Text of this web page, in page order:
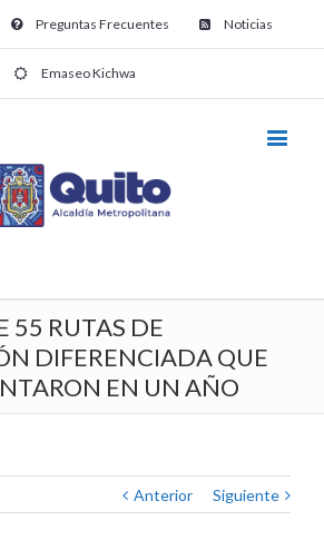
Preguntas Frecuentes Noticias
Emaseo Kichwa
55 RUTAS DE
DIFERENCIADA QUE
EN UN AÑO
Anterior Siguiente